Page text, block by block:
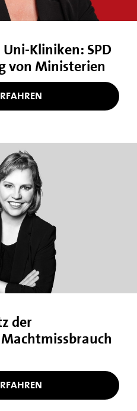
Kliniken: SPD
von Ministerien
der